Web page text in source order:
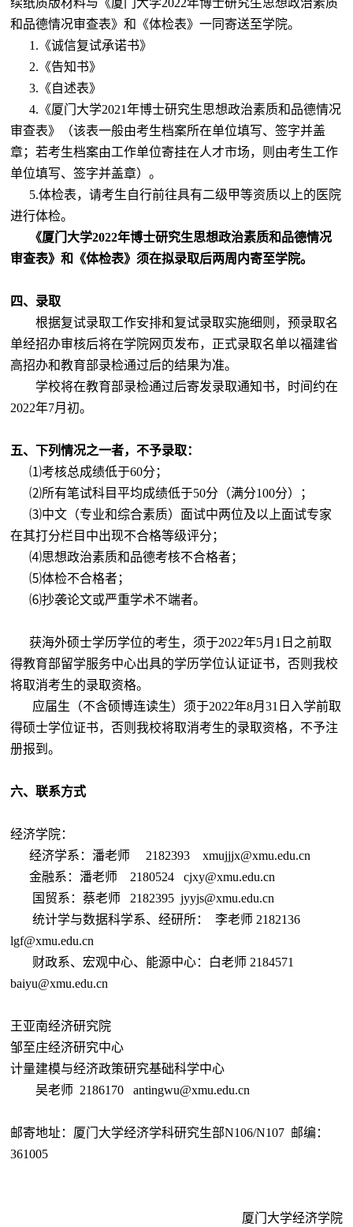
和品德情况审查表》和《体检表》一同寄送至学院。
1. 《诚信复试承诺书》
2. 《告知书》
3. 《自述表》
4. 《厦门大学2021年博士研究生思想政治素质和品德情况
审查表》（该表一般由考生档案所在单位填写、签字并盖
章；若考生档案由工作单位寄挂在人才市场，则由考生工作
单位填写、签字并盖章）。
5.体检表，请考生自行前往具有二级甲等资质以上的医院
进行体检。
《厦门大学2022年博士研究生思想政治素质和品德情况
审查表》和《体检表》须在拟录取后两周内寄至学院。
四、录取
根据复试录取工作安排和复试录取实施细则，预录取名
单经招办审核后将在学院网页发布，正式录取名单以福建省
高招办和教育部录检通过后的结果为准。
学校将在教育部录检通过后寄发录取通知书，时间约在
2022年7月初。
五、下列情况之一者，不予录取：
⑴考核总成绩低于60分；
⑵所有笔试科目平均成绩低于50分（满分100分）；
⑶中文（专业和综合素质）面试中两位及以上面试专家
在其打分栏目中出现不合格等级评分；
⑷思想政治素质和品德考核不合格者；
⑸体检不合格者；
⑹抄袭论文或严重学术不端者。
获海外硕士学历学位的考生，须于2022年5月 1 日之前取
得教育部留学服务中心出具的学历学位认证证书，否则我校
将取消考生的录取资格。
应届生（不含硕博连读生）须于2022年8月31 日入学前取
得硕士学位证书，否则我校将取消考生的录取资格，不予注
册报到。
六、联系方式
经济学院：
经济学系：潘老师
2182393
xmujjjx@xmu.edu.cn
金融系：潘老师
2180524
cjxy@xmu.edu.cn
国贸系：蔡老师
2182395 jyyjs@xmu.edu.cn
统计学与数据科学系、经研所：
李老师 2182136
lgf@xmu.edu.cn
财政系、宏观中心、能源中心：白老师 2184571
baiyu@xmu.edu.cn
王亚南经济研究院
邹至庄经济研究中心
计量建模与经济政策研究基础科学中心
吴老师 2186170 antingwu@xmu.edu.cn
邮寄地址：厦门大学经济学科研究生部N106/N107 邮编：
361005
厦门大学经济学院